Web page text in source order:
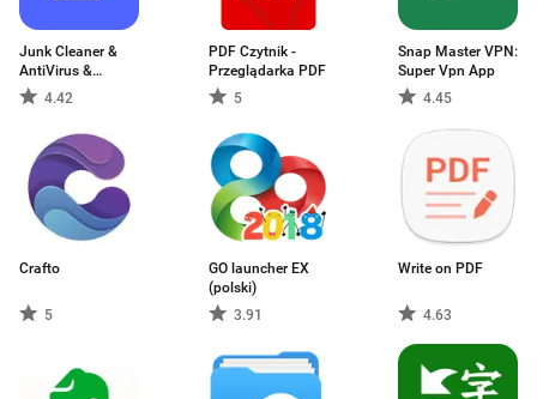
Junk Cleaner &
AntiVirus &
Battery Saver Pro
4.42
PDF Czytnik -
Przeglądarka PDF
5
Snap Master VPN:
Super Vpn App
4.45
Crafto
5
GO launcher EX
(polski)
3.91
Write on PDF
4.63